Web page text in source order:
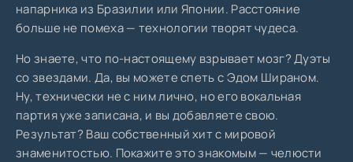
напарника из Бразилии или Японии. Расстояние
больше не помеха — технологии творят чудеса.
Но знаете, что по-настоящему взрывает мозг? Дуэты
со звездами. Да, вы можете спеть с Эдом Шираном.
Ну, технически не с ним лично, но его вокальная
партия уже записана, и вы добавляете свою.
Результат? Ваш собственный хит с мировой
знаменитостью. Покажите это знакомым — челюсти